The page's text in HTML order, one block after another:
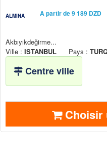
ALMINA A partir de 9 189 DZD
Akbıyıkdeğirme...
Ville : ISTANBUL Pays :
Centre ville
Choisir